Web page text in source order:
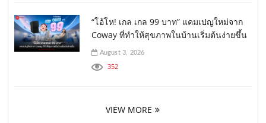
“โอ้โห! เกล เกล 99 บาท” แคมเปญใหม่จาก
Coway ที่ทำให้สุขภาพในบ้านเริ่มต้นง่ายขึ้น
August 3, 2026
352
VIEW MORE